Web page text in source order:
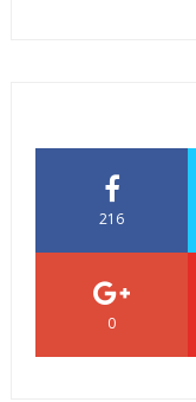
216
0